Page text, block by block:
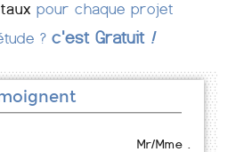
pour chaque projet
? c'est Gratuit !
Mr/Mme .